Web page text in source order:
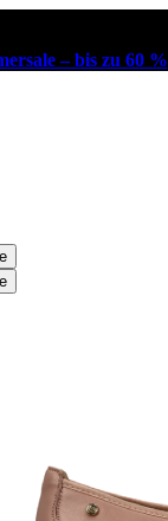
– bis zu 60 %